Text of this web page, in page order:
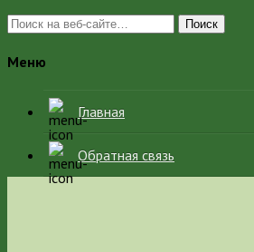
Поиск
Меню
Главная
Обратная связь